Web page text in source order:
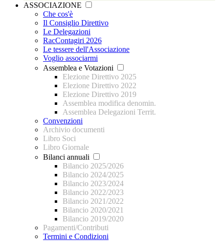
ASSOCIAZIONE
Che cos'è
Il Consiglio Direttivo
Le Delegazioni
RacContagiri 2026
Le tessere dell'Associazione
Voglio associarmi
Assemblea e Votazioni
Elezione Direttivo 2025
Elezione Direttivo 2022
Elezione Direttivo 2019
Assemblea modifica denomin.
Assemblea Delegazioni Territ.
Convenzioni
Archivio documenti
Libro Soci
Libro Giornale
Bilanci annuali
Bilancio 2025/2026
Bilancio 2024/2025
Bilancio 2023/2024
Bilancio 2022/2023
Bilancio 2021/2022
Bilancio 2020/2021
Bilancio 2019/2020
Pagamenti/Contributi
Termini e Condizioni